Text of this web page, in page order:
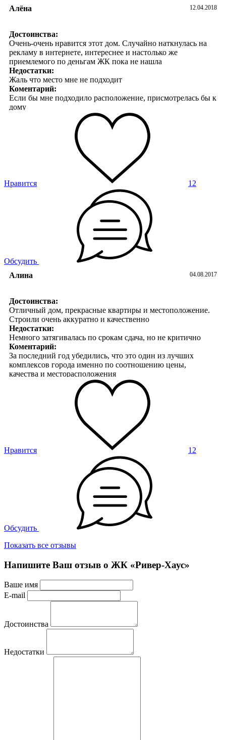
12.04.2018
Алёна
Достоинства:
Очень-очень нравится этот дом. Случайно наткнулась на
рекламу в интернете, интереснее и настолько же
приемлемого по деньгам ЖК пока не нашла
Недостатки:
Жаль что место мне не подходит
Коментарий:
Если бы мне подходило расположение, присмотрелась бы к
дому
Нравится 12
Обсудить
04.08.2017
Алина
Достоинства:
Отличный дом, прекрасные квартиры и местоположение.
Строили очень аккуратно и качественно
Недостатки:
Немного затягивалась по срокам сдача, но не критично
Коментарий:
За последний год убедились, что это один из лучших
комплексов города именно по соотношению цены,
качества и месторасположения
Нравится 12
Обсудить
Показать все отзывы
Напишите Ваш отзыв о ЖК «Ривер-Хаус»
Ваше имя
E-mail
Достоинства
Недостатки